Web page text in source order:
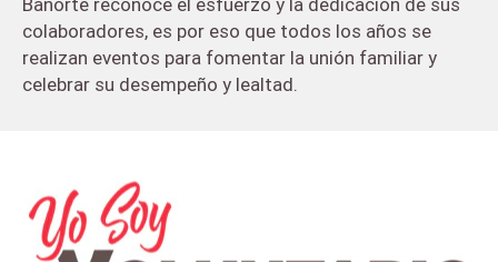
colaboradores, es por eso que todos los años se
realizan eventos para fomentar la unión familiar y
celebrar su desempeño y lealtad.